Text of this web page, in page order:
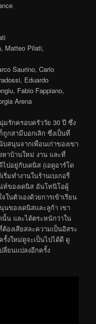
Matteo Pilati,
Saurino, Carlo
Eduardo
Fabio Fappiano,
Arena
มรักครอบครัววัย 30 ปี ซึ่ง
กสามีบอกเลิก ซึ่งเป็นที่
สนุนจากเพื่อนเก่าของเขา
าบ้านใหม่ งาน และที่
ปอยู่กับเดนิส (เอดูอาร์โด
มทำงานในร้านเบเกอรี่
ห์ของเดนิส อันโทนิโอผู้
นตัวเองด้วยการเข้าเรียน
ของเดนิสและลูก้า เขา
นั้น และได้ตระหนักว่าใน
องเสียสละความเป็นอิสระ
งใหม่ดูจะเป็นไปได้ดี ดู
ลี่ยนแปลงอีกครั้ง